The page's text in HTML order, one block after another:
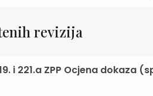
revizija
i 221.a ZPP Ocjena